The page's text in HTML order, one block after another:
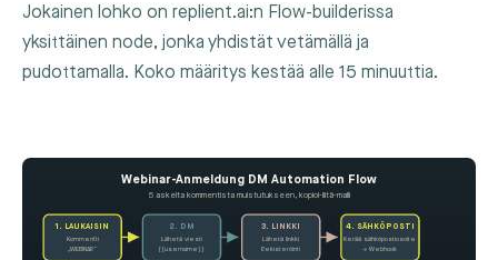
Jokainen lohko on replient.ai:n Flow-builderissa
yksittäinen node, jonka yhdistät vetämällä ja
pudottamalla. Koko määritys kestää alle 15 minuuttia.
Webinar-Anmeldung DM Automation Flow
5 askelta kommentista muistutukseen, kopioi-liitä-malli
1. LAUKAISIN
Kommentti
„WEBINAR“
2. DM
Lähetä viesti
{{username}}
3. LINKKI
Lähetä linkki
Rekisteröinti
4. SÄHKÖPOSTI
Kerää sähköpostiosoite
→ Webhook